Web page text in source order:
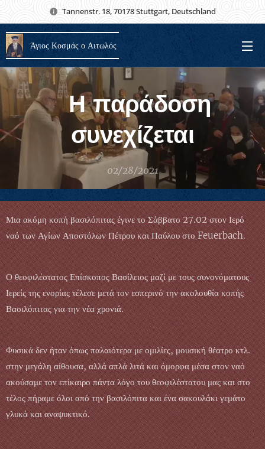
Tannenstr. 18, 70178 Stuttgart, Deutschland
Άγιος Κοσμάς ο Αιτωλός
Η παράδοση
συνεχίζεται
02/28/2021
Μια ακόμη κοπή βασιλόπιτας έγινε το Σάββατο 27.02 στον Ιερό
ναό των Αγίων Αποστόλων Πέτρου και Παύλου στο Feuerbach.
Ο θεοφιλέστατος Επίσκοπος Βασίλειος μαζί με τους συνονόματους
Ιερείς της ενορίας τέλεσε μετά τον εσπερινό την ακολουθία κοπής
Βασιλόπιτας για την νέα χρονιά.
Φυσικά δεν ήταν όπως παλαιότερα με ομιλίες, μουσική θέατρο κτλ.
στην μεγάλη αίθουσα, αλλά απλά λιτά και όμορφα μέσα στον ναό
ακούσαμε τον επίκαιρο πάντα λόγο του θεοφιλέστατου μας και στο
τέλος πήραμε όλοι από την βασιλόπιτα και ένα σακουλάκι γεμάτο
γλυκά και αναψυκτικό.